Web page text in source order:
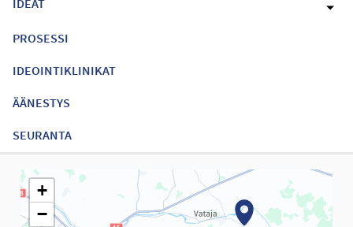
PROSESSI
IDEOINTIKLINIKAT
ÄÄNESTYS
SEURANTA
Seuraavassa elementissä on kartta, joka esittää tämän sivun
+
−